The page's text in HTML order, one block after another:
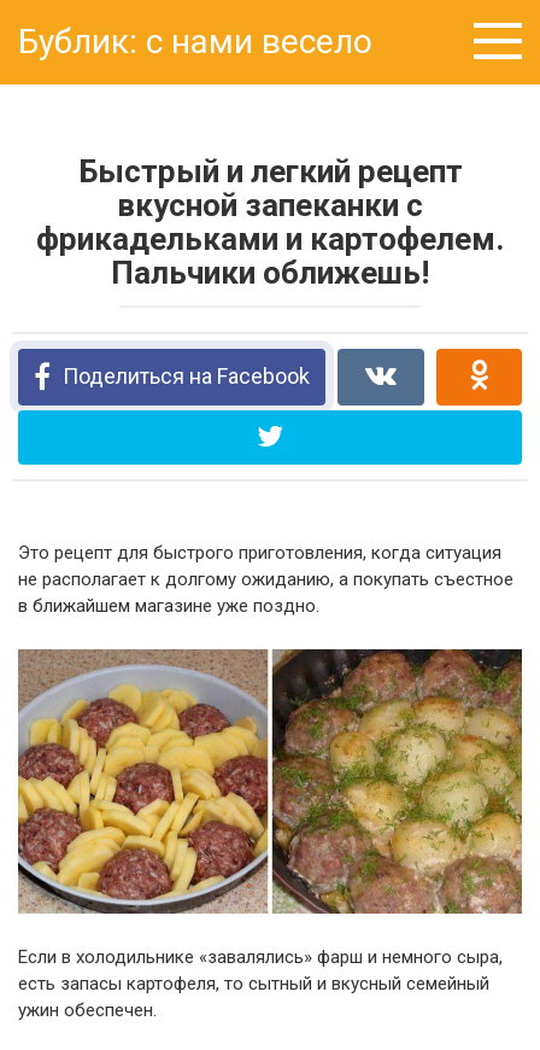
контенту
Бублик: с нами весело
Быстрый и легкий рецепт
вкусной запеканки с
фрикадельками и картофелем.
Пальчики оближешь!
Поделиться на Facebook
Это рецепт для быстрого приготовления, когда ситуация
не располагает к долгому ожиданию, а покупать съестное
в ближайшем магазине уже поздно.
Если в холодильнике «завалялись» фарш и немного сыра,
есть запасы картофеля, то сытный и вкусный семейный
ужин обеспечен.